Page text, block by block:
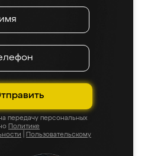
передачу персональных
Политике
Пользовательскому